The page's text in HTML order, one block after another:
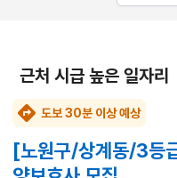
근처 시급 높은 일자리
도보 30분 이상 예상
[노원구/상계동/3등